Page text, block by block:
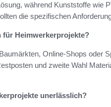
während Kunststoffe wie
die spezifischen
für Heimwerkerprojekte?
Online-Shops oder
und zweite Wahl
unerlässlich?